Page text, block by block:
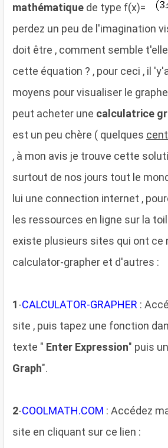
mathématique de type f(x)=
perdez un peu de l'imagination
doit être , comment semble
cette équation ? , pour ceci , il
moyens pour visualiser le
peut acheter une calculatrice
est un peu chère ( quelques
, à mon avis je trouve cette
surtout de nos jours tout le
lui une connection internet ,
les ressources en ligne sur la
existe plusieurs sites qui ont ce
calculator-grapher et d'autres :
1-CALCULATOR-GRAPHER :
site , puis tapez une fonction
texte " Enter Expression" puis
Graph".
2-COOLMATH.COM : Accédez
site en cliquant sur ce lien :